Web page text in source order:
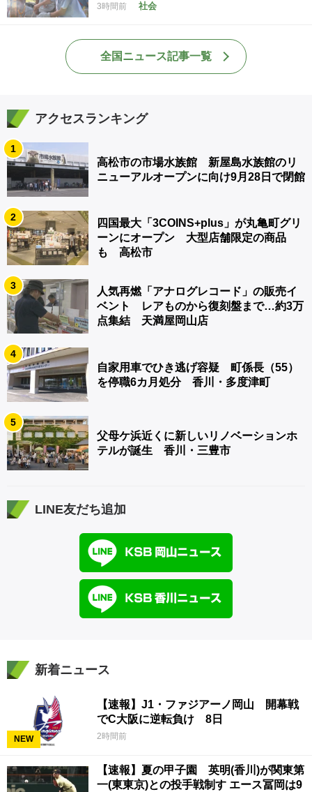
3時間前 社会
全国ニュース記事一覧
アクセスランキング
1
高松市の市場水族館 新屋島水族館のリ
ニューアルオープンに向け9月28日で閉館
2
四国最大「3COINS+plus」が丸亀町グリ
ーンにオープン 大型店舗限定の商品
も 高松市
3
人気再燃「アナログレコード」の販売イ
ベント レアものから復刻盤まで…約3万
点集結 天満屋岡山店
4
自家用車でひき逃げ容疑 町係長（55）
を停職6カ月処分 香川・多度津町
5
父母ケ浜近くに新しいリノベーションホ
テルが誕生 香川・三豊市
LINE友だち追加
新着ニュース
NEW
【速報】J1・ファジアーノ岡山 開幕戦
でC大阪に逆転負け 8日
2時間前
【速報】夏の甲子園 英明(香川)が関東第
一(東東京)との投手戦制す エース冨岡は9